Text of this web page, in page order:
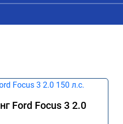
Ford Focus 3 2.0